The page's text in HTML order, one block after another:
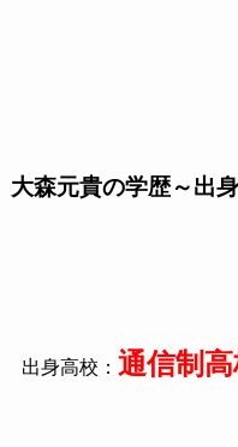
大森元貴の学歴～出
出身高校： 通信制